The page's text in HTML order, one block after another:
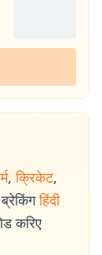
, क्रिकेट,
हिंदी
करिए